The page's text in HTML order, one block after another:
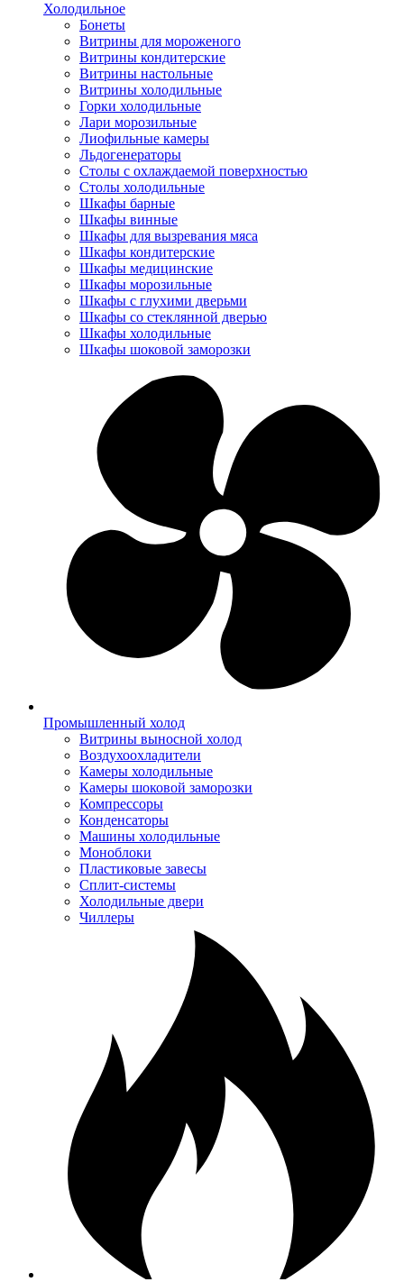
Холодильное
Бонеты
Витрины для мороженого
Витрины кондитерские
Витрины настольные
Витрины холодильные
Горки холодильные
Лари морозильные
Лиофильные камеры
Льдогенераторы
Столы с охлаждаемой поверхностью
Столы холодильные
Шкафы барные
Шкафы винные
Шкафы для вызревания мяса
Шкафы кондитерские
Шкафы медицинские
Шкафы морозильные
Шкафы с глухими дверьми
Шкафы со стеклянной дверью
Шкафы холодильные
Шкафы шоковой заморозки
Промышленный холод
Витрины выносной холод
Воздухоохладители
Камеры холодильные
Камеры шоковой заморозки
Компрессоры
Конденсаторы
Машины холодильные
Моноблоки
Пластиковые завесы
Сплит-системы
Холодильные двери
Чиллеры